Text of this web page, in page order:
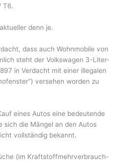
T6.
denn je.
dass auch Wohnmobile von
steht der Volkswagen 3-Liter-
in Verdacht mit einer illegalen
versehen worden zu
eines Autos eine bedeutende
sich die Mängel an den Autos
vollständig bekannt.
(im Kraftstoffmehrverbrauch-